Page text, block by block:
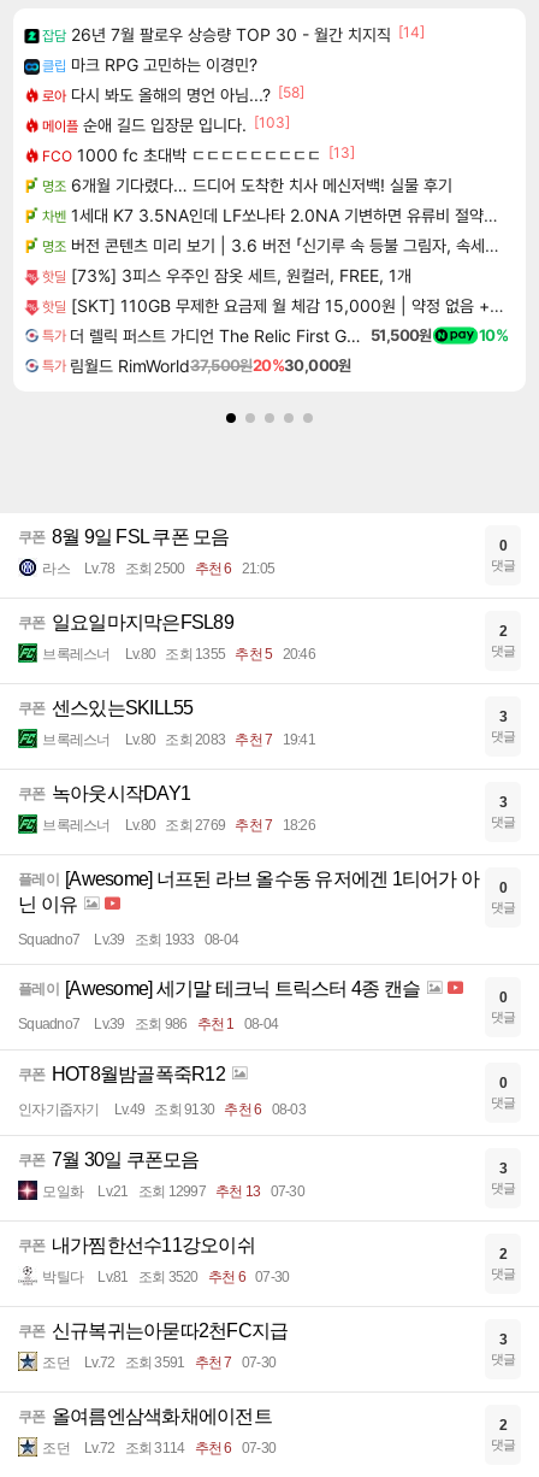
잡담 26년 7월 팔로우 상승량 TOP 30 - 월간 치지직 [14]
클립 마크 RPG 고민하는 이경민?
로아 다시 봐도 올해의 명언 아님...? [58]
메이플 순애 길드 입장문 입니다. [103]
FCO 1000 fc 초대박 ㄷㄷㄷㄷㄷㄷㄷㄷㄷ
[13]
명조 6개월 기다렸다… 드디어 도착한 치사 메신저백! 실물 후기
차벤 1세대 K7 3.5NA인데 LF쏘나타 2.0NA 기변하면 유류비 절약이 얼마나 될까요..?
명조 버전 콘텐츠 미리 보기 | 3.6 버전 「신기루 속 등불 그림자, 속세에 깃든 검의 결심」이 8월 20일에 업데이트됩니다!
핫딜 [73%] 3피스 우주인 잠옷 세트, 원컬러, FREE, 1개
핫딜 [SKT] 110GB 무제한 요금제 월 체감 15,000원 | 약정 없음 + 첫 달 전액 환급 + 티빙 무료 + 2만 추가 지급(첫 달)
특가 더 렐릭 퍼스트 가디언 The Relic First Guardian 51,500원 10%
특가 림월드 RimWorld37,500원20%30,000원
쿠폰 8월 9일 FSL 쿠폰 모음
라스 Lv.78 조회 2500 추천 6 21:05
0
댓글
쿠폰 일요일마지막은FSL89
브록레스너 Lv.80 조회 1355 추천 5 20:46
2
댓글
쿠폰 센스있는SKILL55
브록레스너 Lv.80 조회 2083 추천 7 19:41
3
댓글
쿠폰 녹아웃시작DAY1
브록레스너 Lv.80 조회 2769 추천 7 18:26
3
댓글
플레이
[Awesome] 너프된 라브 올수동 유저에겐 1티어가 아
닌 이유
Squadno7 Lv.39 조회 1933 08-04
0
댓글
플레이 [Awesome] 세기말 테크닉 트릭스터 4종 캔슬
Squadno7 Lv.39 조회 986 추천 1 08-04
0
댓글
쿠폰 HOT8월밤골폭죽R12
인자기줍자기 Lv.49 조회 9130 추천 6 08-03
0
댓글
쿠폰 7월 30일 쿠폰모음
모일화 Lv.21 조회 12997 추천 13 07-30
3
댓글
쿠폰 내가찜한선수11강오이쉬
박틸다 Lv.81 조회 3520 추천 6 07-30
2
댓글
쿠폰 신규복귀는아묻따2천FC지급
조던 Lv.72 조회 3591 추천 7 07-30
3
댓글
쿠폰 올여름엔삼색화채에이전트
조던 Lv.72 조회 3114 추천 6 07-30
2
댓글